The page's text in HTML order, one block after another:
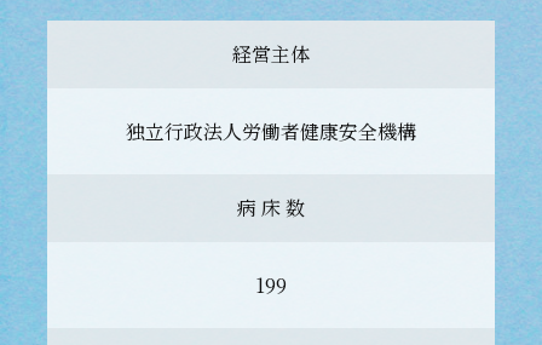
経営主体
独立行政法人労働者健康安全機構
病 床 数
199